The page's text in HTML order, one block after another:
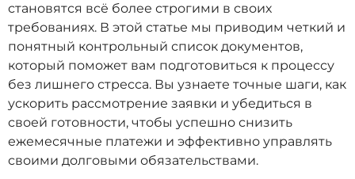
становятся всё более строгими в своих
требованиях. В этой статье мы приводим четкий и
понятный контрольный список документов,
который поможет вам подготовиться к процессу
без лишнего стресса. Вы узнаете точные шаги, как
ускорить рассмотрение заявки и убедиться в
своей готовности, чтобы успешно снизить
ежемесячные платежи и эффективно управлять
своими долговыми обязательствами.